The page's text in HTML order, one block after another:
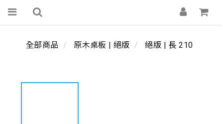
全部商品 原木桌板 | 絕版 絕版 | 長 210